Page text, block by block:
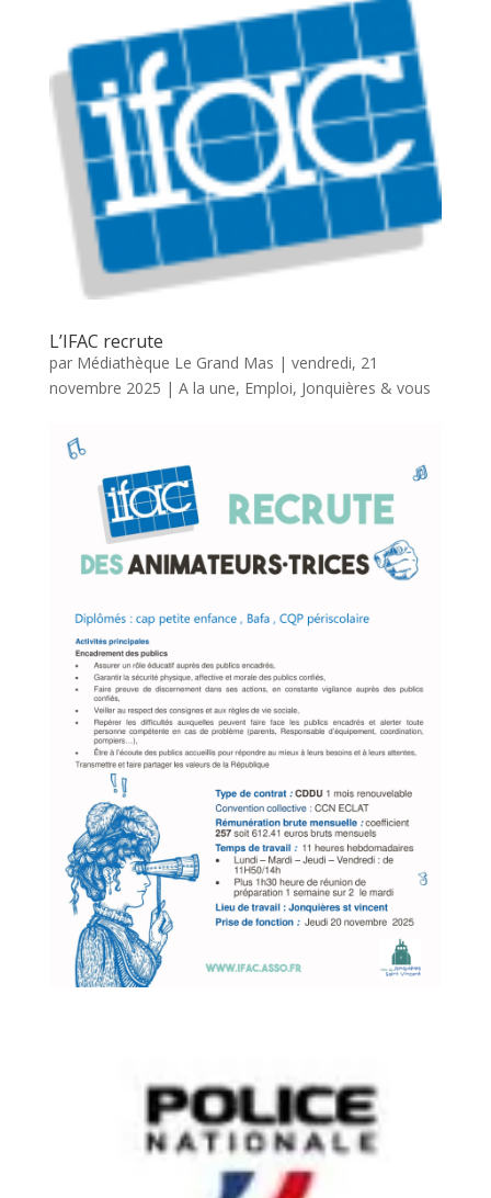
L’IFAC recrute
par Médiathèque Le Grand Mas | vendredi, 21
novembre 2025 | A la une, Emploi, Jonquières & vous